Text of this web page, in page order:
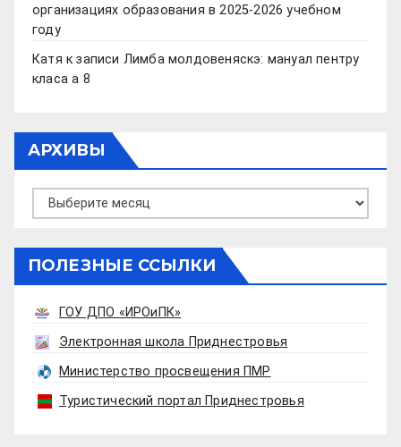
организациях образования в 2025-2026 учебном
году
Катя к записи Лимба молдовеняскэ: мануал пентру
класа а 8
АРХИВЫ
Архивы
ПОЛЕЗНЫЕ ССЫЛКИ
ГОУ ДПО «ИРОиПК»
Электронная школа Приднестровья
Министерство просвещения ПМР
Туристический портал Приднестровья